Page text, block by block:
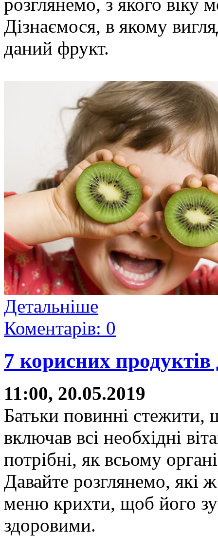
Дізнаємося, в якому
даний фрукт.
Детальніше
Коментарів: 0
7 корисних продуктів
11:00, 20.05.2019
Батьки повинні стежити,
включав всі необхідні
потрібні, як всьому
Давайте розглянемо, які
меню крихти, щоб його
здоровими.